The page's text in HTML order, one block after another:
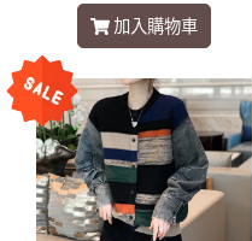
加入購物車